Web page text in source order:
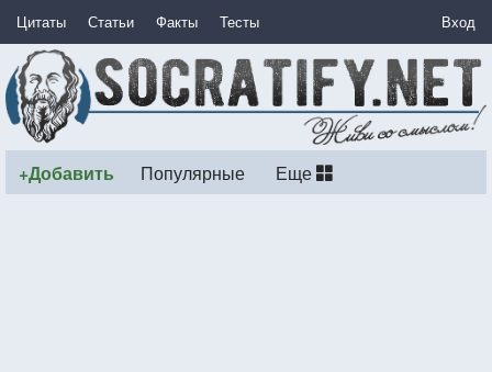
Цитаты Статьи Факты Тесты Вход
+Добавить Популярные Еще